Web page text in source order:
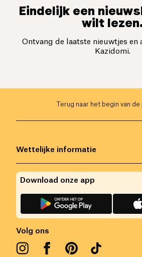
Eindelijk een
wilt
Ontvang de laatste nieuwtjes en
Kazidomi.
Terug naar het begin van de
Wettelijke informatie
Volg ons
Download onze app